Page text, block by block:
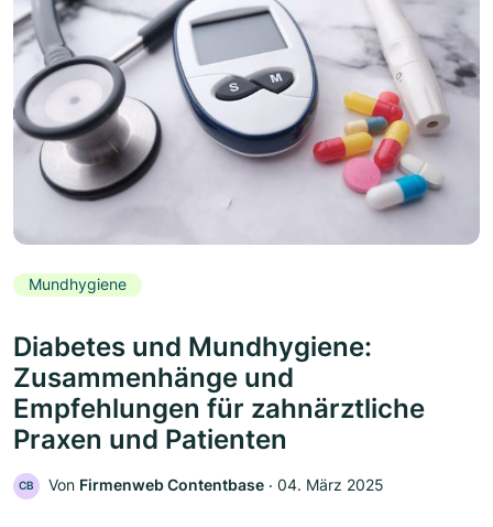
Mundhygiene
Diabetes und Mundhygiene:
Zusammenhänge und
Empfehlungen für zahnärztliche
Praxen und Patienten
CB Von Firmenweb Contentbase ‧ 04. März 2025